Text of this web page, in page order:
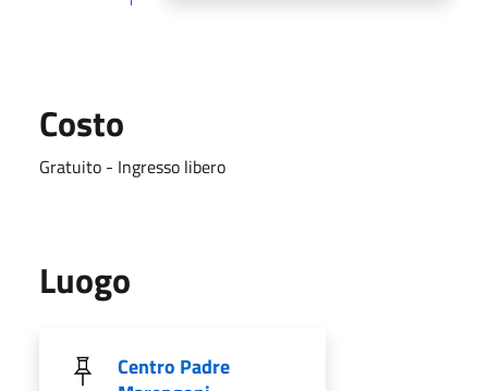
Costo
Gratuito - Ingresso libero
Luogo
Centro Padre